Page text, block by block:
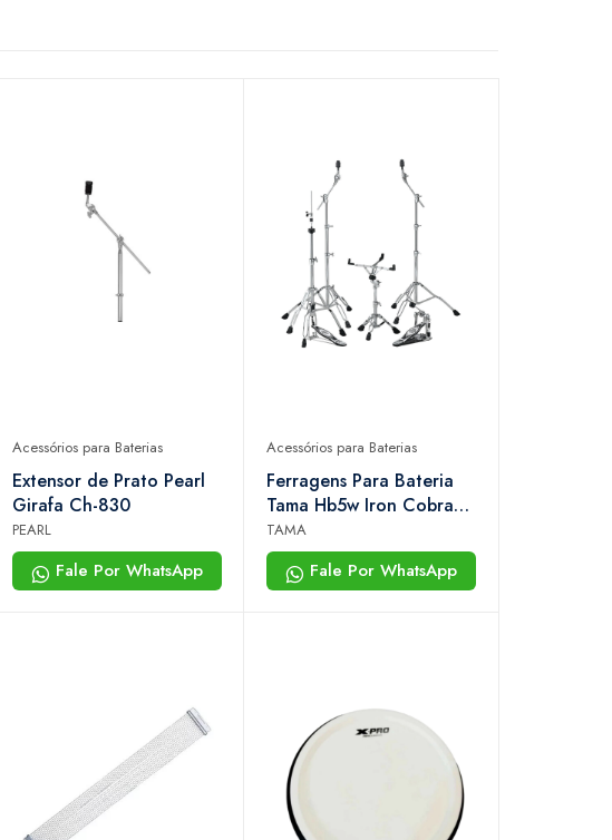
Acessórios para Baterias
Extensor de Prato Pearl
Girafa Ch-830
PEARL
Fale Por WhatsApp
Acessórios para Baterias
Ferragens Para Bateria
Tama Hb5w Iron Cobra
200 Kit Com 5 Peças
TAMA
Fale Por WhatsApp